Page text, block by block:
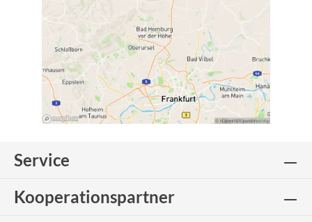
Service
Kooperationspartner